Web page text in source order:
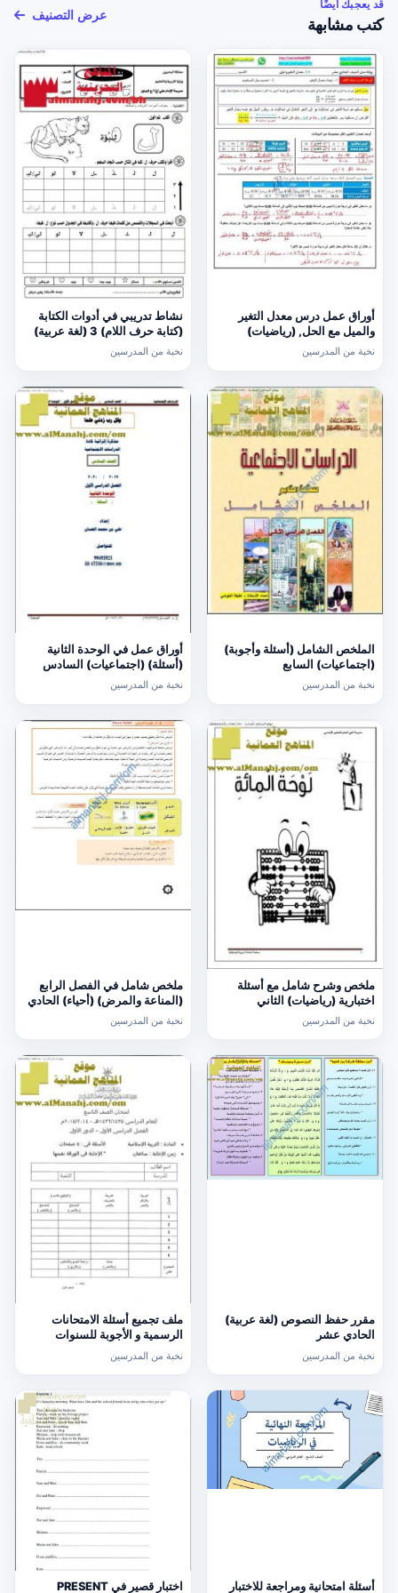
قد يعجبك أيضًا
كتب مشابهة
عرض التصنيف
أوراق عمل درس معدل التغير
والميل مع الحل, (رياضيات)
الحادي عشر العام
نخبة من المدرسين
نشاط تدريبي في أدوات الكتابة
(كتابة حرف اللام) 3 (لغة عربية)
نخبة من المدرسين
الملخص الشامل (أسئلة وأجوبة)
(اجتماعيات) السابع
نخبة من المدرسين
أوراق عمل في الوحدة الثانية
(أسئلة) (اجتماعيات) السادس
نخبة من المدرسين
ملخص وشرح شامل مع أسئلة
اختبارية (رياضيات) الثاني
نخبة من المدرسين
ملخص شامل في الفصل الرابع
(المناعة والمرض) (أحياء) الحادي
نخبة من المدرسين
مقرر حفظ النصوص (لغة عربية)
الحادي عشر
نخبة من المدرسين
ملف تجميع أسئلة الامتحانات
الرسمية و الأجوبة للسنوات
السابقة الدور الأول (الامتحانات)
التاسع
نخبة من المدرسين
أسئلة امتحانية ومراجعة للاختبار
اختبار قصير في PRESENT